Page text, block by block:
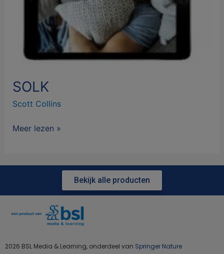
SOLK
Scott Collins
Meer lezen »
Bekijk alle producten
2026 BSL Media & Learning, onderdeel van Springer Nature